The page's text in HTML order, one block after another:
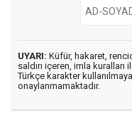
UYARI: Küfür, hakaret,
saldırı içeren, imla kuralları
Türkçe karakter
onaylanmamaktadır.